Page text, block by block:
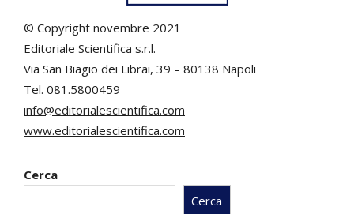
© Copyright novembre 2021
Editoriale Scientifica s.r.l.
Via San Biagio dei Librai, 39 – 80138 Napoli
Tel. 081.5800459
info@editorialescientifica.com
www.editorialescientifica.com
Cerca
Cerca